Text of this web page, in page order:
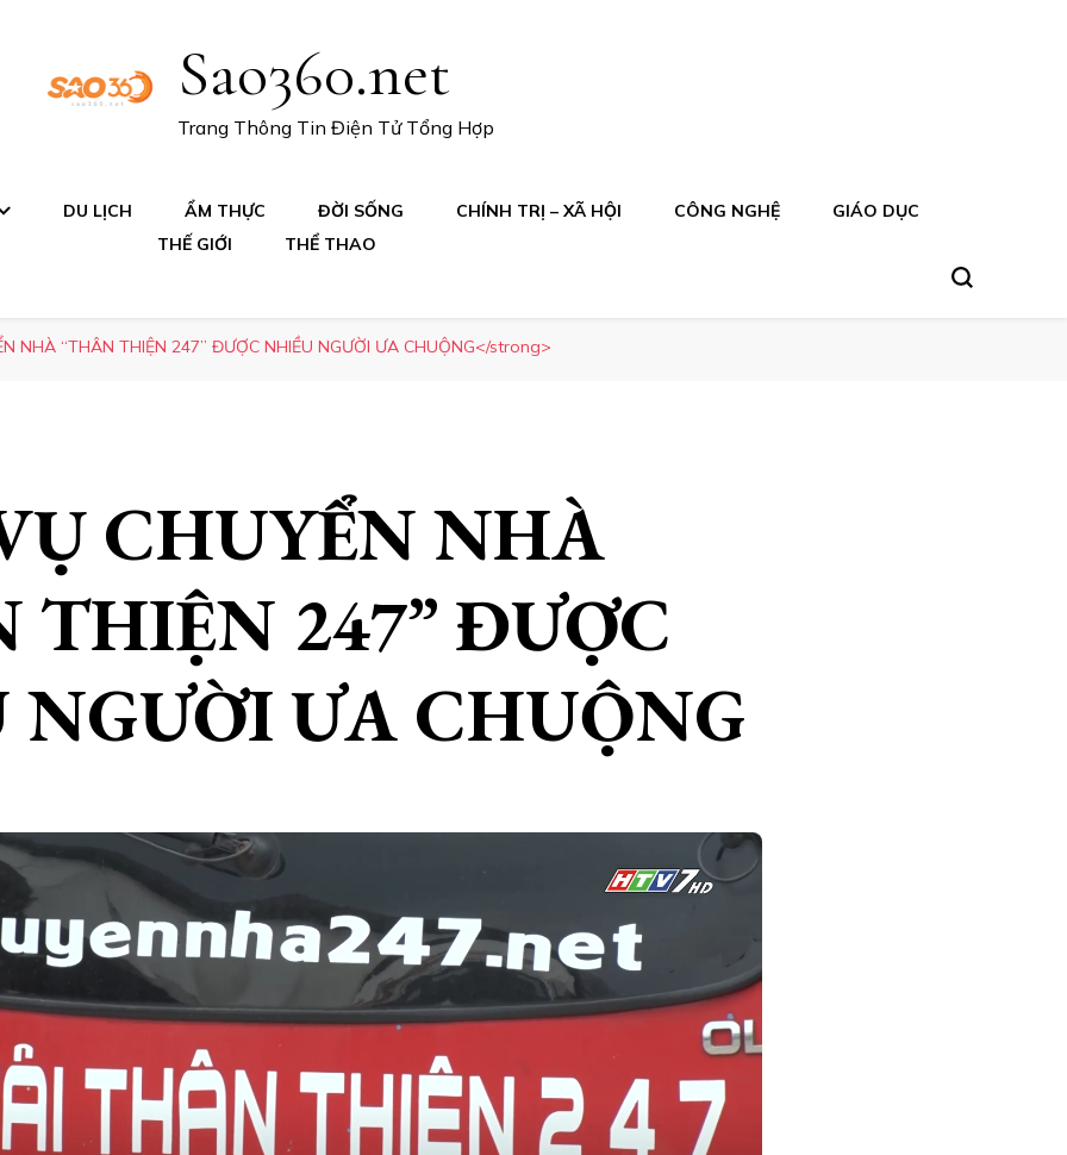
Sao360.net
Trang Thông Tin Điện Tử Tổng Hợp
DU LỊCH ẨM THỰC ĐỜI SỐNG CHÍNH TRỊ – XÃ HỘI CÔNG NGHỆ
GIÁO DỤC
THẾ GIỚI
THỂ THAO
NHÀ “THÂN THIỆN 247” ĐƯỢC NHIỀU NGƯỜI ƯA CHUỘNG</strong>
CHUYỂN NHÀ
THIỆN 247” ĐƯỢC
ƯA CHUỘNG